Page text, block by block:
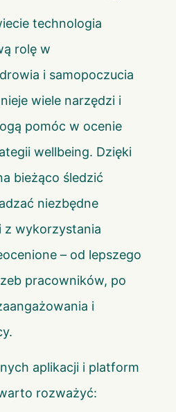
technologia
rolę w
i samopoczucia
wiele narzędzi i
pomóc w ocenie
wellbeing. Dzięki
bieżąco śledzić
niezbędne
z wykorzystania
– od lepszego
pracowników, po
i
aplikacji i platform
rozważyć: